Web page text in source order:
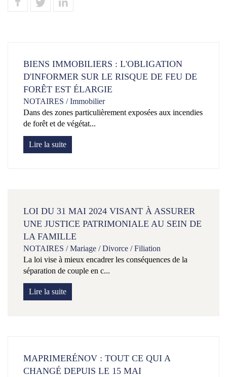
BIENS IMMOBILIERS : L'OBLIGATION
D'INFORMER SUR LE RISQUE DE FEU DE
FORÊT EST ÉLARGIE
NOTAIRES /Immobilier
Dans des zones particulièrement exposées aux incendies
de forêt et de végétat...
Lire la suite
LOI DU 31 MAI 2024 VISANT À ASSURER
UNE JUSTICE PATRIMONIALE AU SEIN DE
LA FAMILLE
NOTAIRES /Mariage / Divorce / Filiation
La loi vise à mieux encadrer les conséquences de la
séparation de couple en c...
Lire la suite
MAPRIMERÉNOV : TOUT CE QUI A
CHANGÉ DEPUIS LE 15 MAI